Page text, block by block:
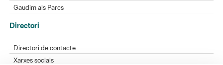
Gaudim als Parcs
Directori
Directori de contacte
Xarxes socials